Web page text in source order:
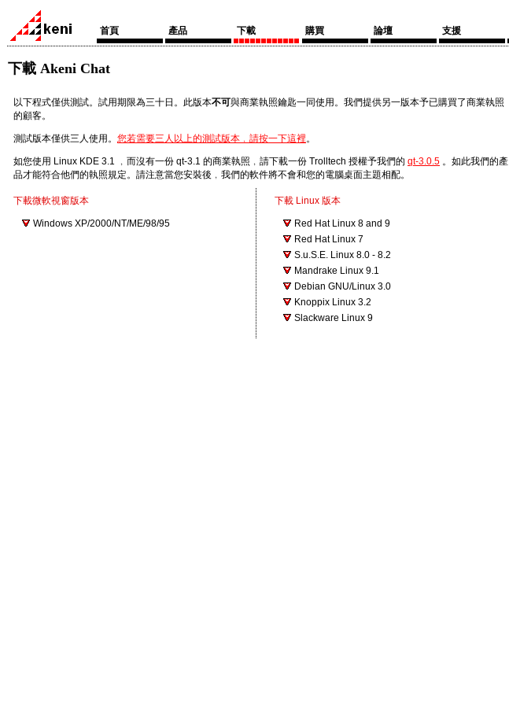
首頁 產品 下載 購買 論壇 支援
下載 Akeni Chat
以下程式僅供測試。試用期限為三十日。此版本不可與商業執照鑰匙一同使用。我們提供另一版本予已購買了商業執照
的顧客。
測試版本僅供三人使用。 您若需要三人以上的測試版本﹐請按一下這裡。
如您使用 Linux KDE 3.1 ﹐而沒有一份 qt-3.1 的商業執照﹐請下載一份 Trolltech 授權予我們的 qt-3.0.5 。如此我們的產
品才能符合他們的執照規定。請注意當您安裝後﹐我們的軟件將不會和您的電腦桌面主題相配。
下載微軟視窗版本
Windows XP/2000/NT/ME/98/95
下載 Linux 版本
Red Hat Linux 8 and 9
Red Hat Linux 7
S.u.S.E. Linux 8.0 - 8.2
Mandrake Linux 9.1
Debian GNU/Linux 3.0
Knoppix Linux 3.2
Slackware Linux 9